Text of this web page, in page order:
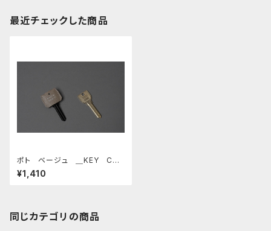
最近チェックした商品
ポト ベージュ ＿KEY CAP
＿
¥1,410
同じカテゴリの商品